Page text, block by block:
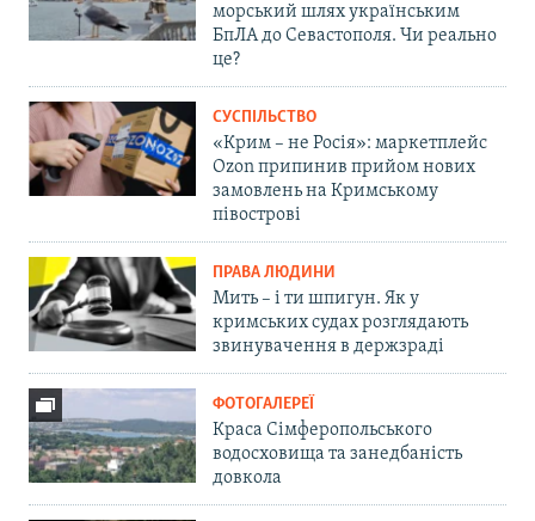
морський шлях українським
БпЛА до Севастополя. Чи реально
це?
СУСПІЛЬСТВО
«Крим – не Росія»: маркетплейс
Ozon припинив прийом нових
замовлень на Кримському
півострові
ПРАВА ЛЮДИНИ
Мить – і ти шпигун. Як у
кримських судах розглядають
звинувачення в держзраді
ФОТОГАЛЕРЕЇ
Краса Сімферопольського
водосховища та занедбаність
довкола